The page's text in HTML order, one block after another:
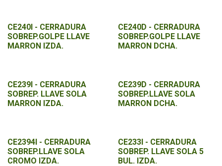
CE240I - CERRADURA
SOBREP.GOLPE LLAVE
MARRON IZDA.
CE240D - CERRADURA
SOBREP.GOLPE LLAVE
MARRON DCHA.
CE239I - CERRADURA
SOBREP. LLAVE SOLA
MARRON IZDA.
CE239D - CERRADURA
SOBREP.LLAVE SOLA
MARRON DCHA.
CE2394I - CERRADURA
SOBREP.LLAVE SOLA
CROMO IZDA.
CE233I - CERRADURA
SOBREP. LLAVE SOLA 5
BUL. IZDA.